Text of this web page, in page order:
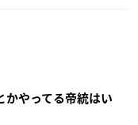
かやってる帝統はい